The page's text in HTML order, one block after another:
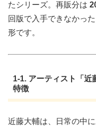
たシリーズ。再販分は
回版で入手できなかっ
形です。
1-1. アーティスト「近
特徴
近藤大輔は、日常の中に